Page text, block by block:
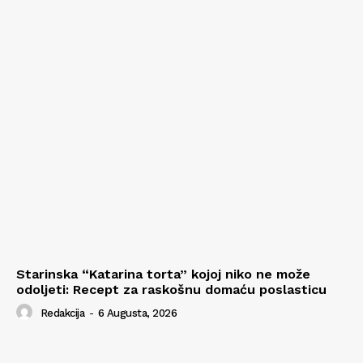
Starinska “Katarina torta” kojoj niko ne može
odoljeti: Recept za raskošnu domaću poslasticu
Redakcija - 6 Augusta, 2026